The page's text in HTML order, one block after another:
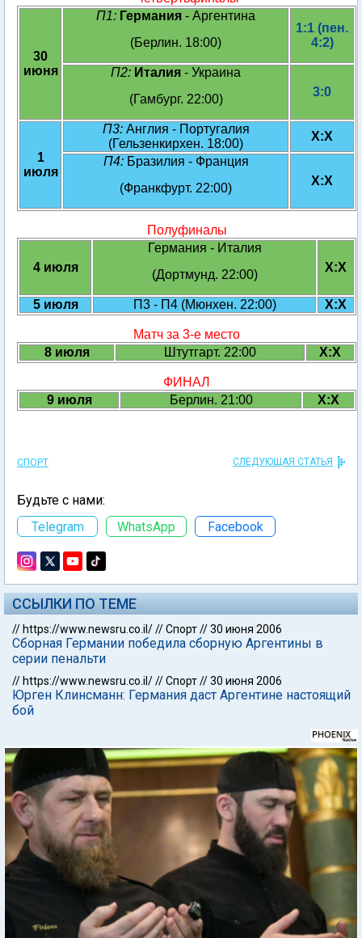
30
июня
П1: Германия - Аргентина
(Берлин. 18:00)
1:1 (пен.
4:2)
П2: Италия - Украина
(Гамбург. 22:00)
3:0
1
июля
П3: Англия - Португалия
(Гельзенкирхен. 18:00)
X:X
П4: Бразилия - Франция
(Франкфурт. 22:00)
X:X
Полуфиналы
4 июля
Германия - Италия
(Дортмунд. 22:00)
X:X
5 июля П3 - П4 (Мюнхен. 22:00) X:X
Матч за 3-е место
8 июля
Штутгарт. 22:00 X:X
ФИНАЛ
9 июля
Берлин. 21:00 X:X
СПОРТ СЛЕДУЮЩАЯ СТАТЬЯ
Будьте с нами:
Telegram
WhatsApp Facebook
ССЫЛКИ ПО ТЕМЕ
// https://www.newsru.co.il///Спорт//30 июня 2006
Сборная Германии победила сборную Аргентины в
серии пенальти
// https://www.newsru.co.il///Спорт//30 июня 2006
Юрген Клинсманн: Германия даст Аргентине настоящий
бой